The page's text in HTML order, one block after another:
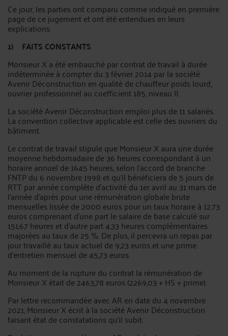
Ce jour, les parties ont comparu comme indiqué en première
page de ce jugement et ont été entendues en leurs
explications.
1) FAITS CONSTANTS
Monsieur X a été embauché par contrat de travail à durée
indéterminée à compter du 3 février 2014 par la société
Avenir Déconstruction en qualité de chauffeur poids lourd,
ouvrier professionnel au coefficient 185, niveau II.
La société Avenir Déconstruction emploi plus de 11 salariés.
La convention collective applicable est celle des ouvriers du
bâtiment.
Le contrat de travail stipule que Monsieur X aura une durée
moyenne hebdomadaire de 36 heures correspondant à un
horaire annuel de 1645 heures, selon l'accord de branche
FNTP du 6 novembre 1998 et qu'il bénéficiera de 5 jours de
RTT par année complète d'activité du 1er avril au 31 mars de
l'année d'après pour une rémunération globale brute
mensuelles lissée de 2000 euros pour un taux horaire à 12.73
euros comprenant d'une part le salaire de base calculé sur
151,67 heures et d'autre part 4,33 heures complémentaires
majorées au taux de 25 %. De plus, il percevra un repas par
jour travaillé au taux actuel de 9,23 euros et une prime
d'entretien mensuel de 45,73 euros.
Au moment de la rupture du contrat la rémunération de
Monsieur X était de 2463,78 euros (2269,03 + HS + prime).
Par lettre recommandée avec AR en date du 4 novembre
2021, Monsieur X écrit à la société Avenir Déconstruction
faisant état de constatations qu'il subit.